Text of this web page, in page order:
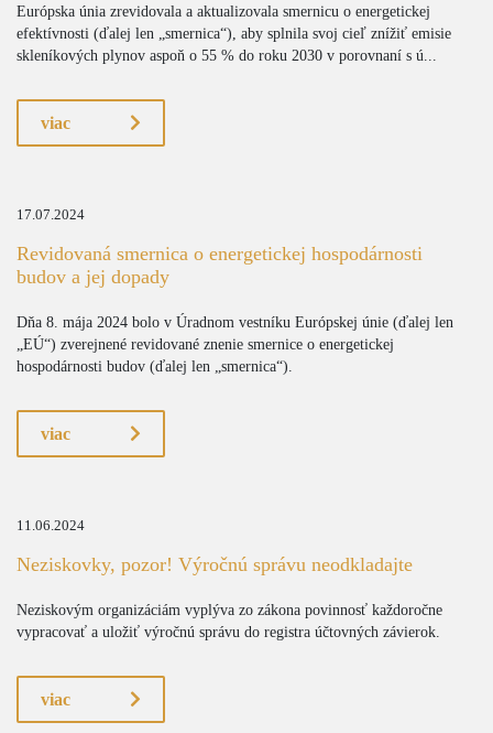
Európska únia zrevidovala a aktualizovala smernicu o energetickej
efektívnosti (ďalej len „smernica“), aby splnila svoj cieľ znížiť emisie
skleníkových plynov aspoň o 55 % do roku 2030 v porovnaní s ú...
viac
17.07.2024
Revidovaná smernica o energetickej hospodárnosti
budov a jej dopady
Dňa 8. mája 2024 bolo v Úradnom vestníku Európskej únie (ďalej len
„EÚ“) zverejnené revidované znenie smernice o energetickej
hospodárnosti budov (ďalej len „smernica“).
viac
11.06.2024
Neziskovky, pozor! Výročnú správu neodkladajte
Neziskovým organizáciám vyplýva zo zákona povinnosť každoročne
vypracovať a uložiť výročnú správu do registra účtovných závierok.
viac